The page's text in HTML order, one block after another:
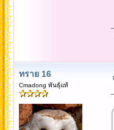
ทราย 16
Cmadong พันธุ์แท้